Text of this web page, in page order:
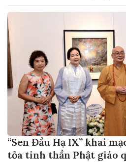
“Sen Đầu Hạ IX” khai
tỏa tinh thần Phật giáo